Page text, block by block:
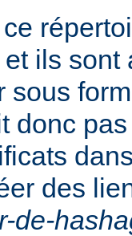
ils sont
sous
donc
des
de-